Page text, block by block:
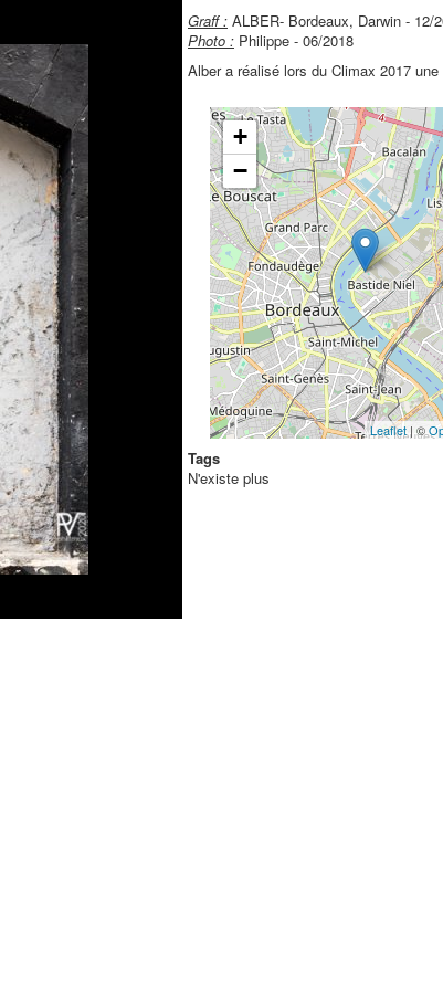
Graff : ALBER- Bordeaux, Darwin - 12/
Photo : Philippe - 06/2018
Alber a réalisé lors du Climax 2017
Tags
N'existe plus